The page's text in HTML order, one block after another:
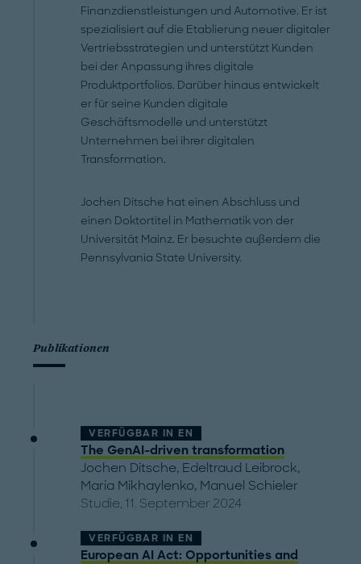
Finanzdienstleistungen und Automotive. Er ist
spezialisiert auf die Etablierung neuer digitaler
Vertriebsstrategien und unterstützt Kunden
bei der Anpassung ihres digitale
Produktportfolios. Darüber hinaus entwickelt
er für seine Kunden digitale
Geschäftsmodelle und unterstützt
Unternehmen bei ihrer digitalen
Transformation.
Jochen Ditsche hat einen Abschluss und
einen Doktortitel in Mathematik von der
Universität Mainz. Er besuchte außerdem die
Pennsylvania State University.
Publikationen
VERFÜGBAR IN EN
The GenAI-driven transformation
Jochen Ditsche, Edeltraud Leibrock,
Maria Mikhaylenko, Manuel Schieler
Studie, 11. September 2024
VERFÜGBAR IN EN
European AI Act: Opportunities and